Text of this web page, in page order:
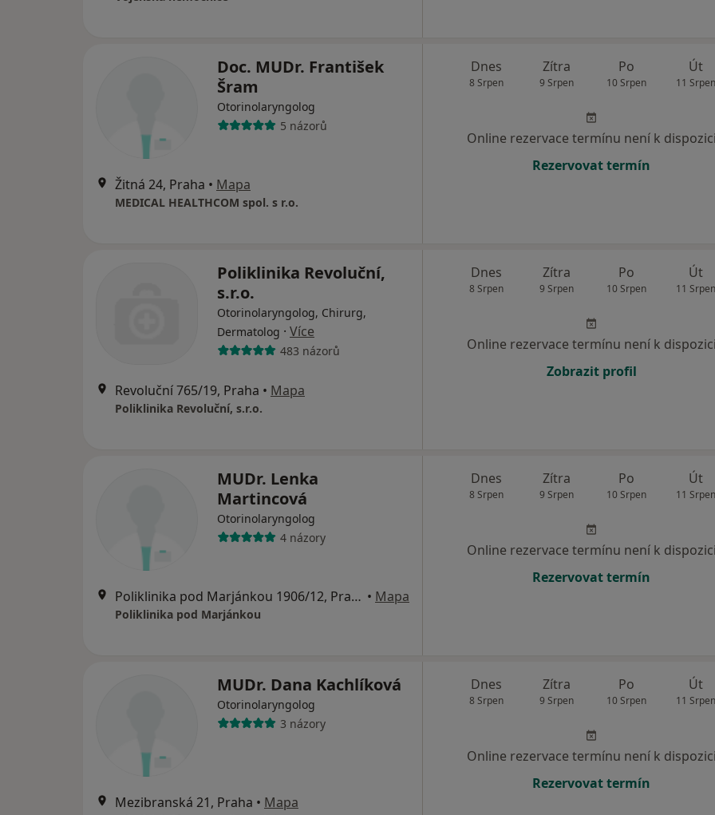
Doc. MUDr. František
Šram
Otorinolaryngolog
5 názorů
Žitná 24, Praha • Mapa
MEDICAL HEALTHCOM spol. s r.o.
Dnes
8 Srpen
Zítra
9 Srpen
Po
10 Srpen
Út
11 Srpen
Online rezervace termínu není k dispozici
Rezervovat termín
Poliklinika Revoluční,
s.r.o.
Otorinolaryngolog, Chirurg,
Dermatolog · Více
483 názorů
Revoluční 765/19, Praha • Mapa
Poliklinika Revoluční, s.r.o.
Dnes
8 Srpen
Zítra
9 Srpen
Po
10 Srpen
Út
11 Srpen
Online rezervace termínu není k dispozici
Zobrazit profil
MUDr. Lenka
Martincová
Otorinolaryngolog
4 názory
Poliklinika pod Marjánkou 1906/12, Praha • Mapa
Poliklinika pod Marjánkou
Dnes
8 Srpen
Zítra
9 Srpen
Po
10 Srpen
Út
11 Srpen
Online rezervace termínu není k dispozici
Rezervovat termín
MUDr. Dana Kachlíková
Otorinolaryngolog
3 názory
Mezibranská 21, Praha • Mapa
Dnes
8 Srpen
Zítra
9 Srpen
Po
10 Srpen
Út
11 Srpen
Online rezervace termínu není k dispozici
Rezervovat termín